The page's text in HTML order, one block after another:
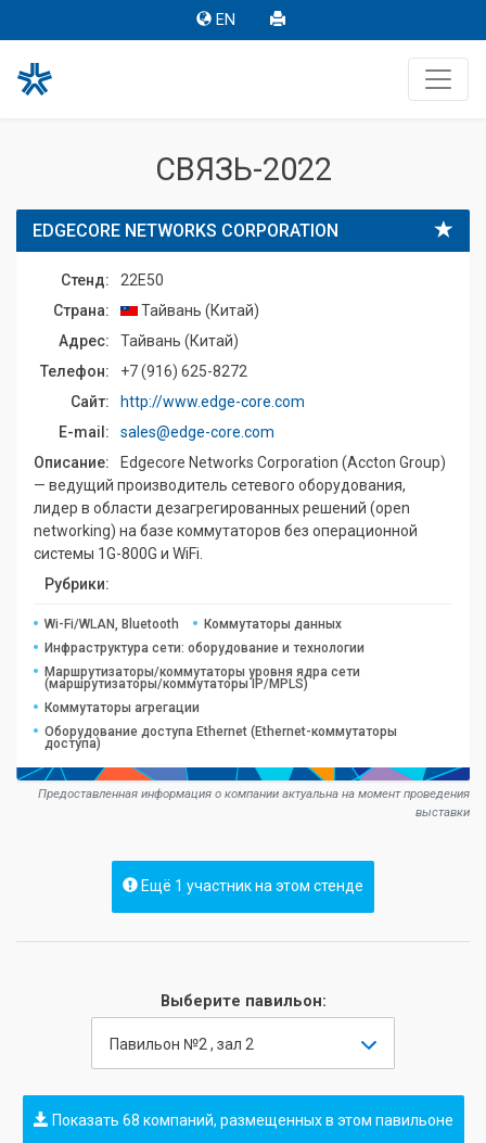
EN
СВЯЗЬ-2022
EDGECORE NETWORKS CORPORATION
Стенд:
22E50
Страна:
Тайвань (Китай)
Адрес:
Тайвань (Китай)
Телефон:
+7 (916) 625-8272
Сайт:
http://www.edge-core.com
E-mail:
sales@edge-core.com
Описание:
Edgecore Networks Corporation (Accton Group)
— ведущий производитель сетевого оборудования,
лидер в области дезагрегированных решений (open
networking) на базе коммутаторов без операционной
системы 1G-800G и WiFi.
Рубрики:
Wi-Fi/WLAN, Bluetooth
Коммутаторы данных
Инфраструктура сети: оборудование и технологии
Маршрутизаторы/коммутаторы уровня ядра сети
(маршрутизаторы/коммутаторы IP/MPLS)
Коммутаторы агрегации
Оборудование доступа Ethernet (Ethernet-коммутаторы
доступа)
Предоставленная информация о компании актуальна на момент проведения
выставки
Ещё 1 участник на этом стенде
Выберите павильон:
Павильон №2 , зал 2
Показать 68 компаний, размещенных в этом павильоне